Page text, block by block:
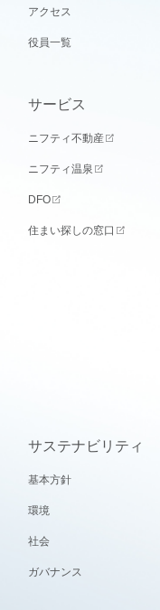
アクセス
役員一覧
サービス
ニフティ不動産
ニフティ温泉
DFO
住まい探しの窓口
サステナビリティ
基本方針
環境
社会
ガバナンス